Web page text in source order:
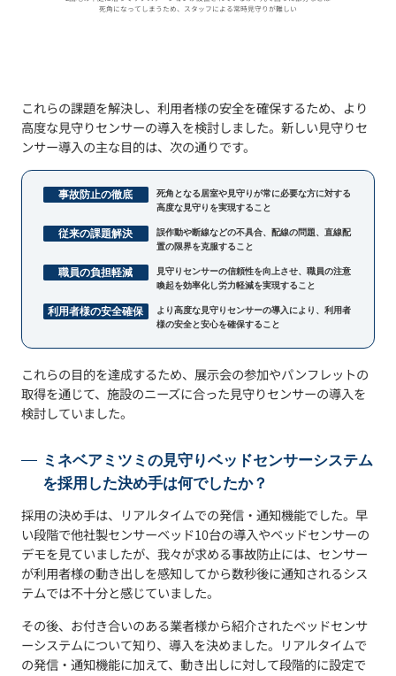
死角になってしまうため、スタッフによる常時見守りが難しい
これらの課題を解決し、利用者様の安全を確保するため、より
高度な見守りセンサーの導入を検討しました。新しい見守りセ
ンサー導入の主な目的は、次の通りです。
事故防止の徹底
死角となる居室や見守りが常に必要な方に対する
高度な見守りを実現すること
従来の課題解決
誤作動や断線などの不具合、配線の問題、直線配
置の限界を克服すること
職員の負担軽減
見守りセンサーの信頼性を向上させ、職員の注意
喚起を効率化し労力軽減を実現すること
利用者様の安全確保
より高度な見守りセンサーの導入により、利用者
様の安全と安心を確保すること
これらの目的を達成するため、展示会の参加やパンフレットの
取得を通じて、施設のニーズに合った見守りセンサーの導入を
検討していました。
ミネベアミツミの見守りベッドセンサーシステム
を採用した決め手は何でしたか？
採用の決め手は、リアルタイムでの発信・通知機能でした。早
い段階で他社製センサーベッド10台の導入やベッドセンサーの
デモを見ていましたが、我々が求める事故防止には、センサー
が利用者様の動き出しを感知してから数秒後に通知されるシス
テムでは不十分と感じていました。
その後、お付き合いのある業者様から紹介されたベッドセンサ
ーシステムについて知り、導入を決めました。リアルタイムで
の発信・通知機能に加えて、動き出しに対して段階的に設定で